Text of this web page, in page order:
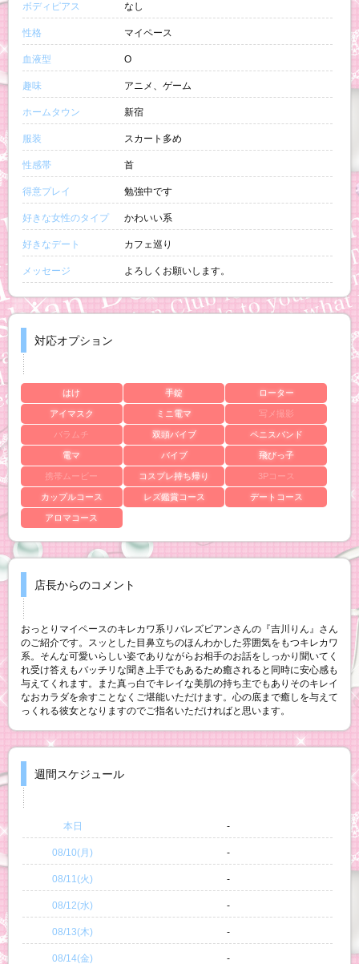
ボディピアス なし
性格 マイペース
血液型 O
趣味 アニメ、ゲーム
ホームタウン 新宿
服装 スカート多め
性感帯 首
得意プレイ 勉強中です
好きな女性のタイプ かわいい系
好きなデート カフェ巡り
メッセージ よろしくお願いします。
対応オプション
はけ 手錠 ローター
アイマスク ミニ電マ 写メ撮影
バラムチ 双頭バイブ ペニスバンド
電マ バイブ 飛びっ子
携帯ムービー コスプレ持ち帰り 3Pコース
カップルコース レズ鑑賞コース デートコース
アロマコース
店長からのコメント
おっとりマイペースのキレカワ系リバレズビアンさんの『吉川りん』さん
のご紹介です。スッとした目鼻立ちのほんわかした雰囲気をもつキレカワ
系。そんな可愛いらしい姿でありながらお相手のお話をしっかり聞いてく
れ受け答えもバッチリな聞き上手でもあるため癒されると同時に安心感も
与えてくれます。また真っ白でキレイな美肌の持ち主でもありそのキレイ
なおカラダを余すことなくご堪能いただけます。心の底まで癒しを与えて
っくれる彼女となりますのでご指名いただければと思います。
週間スケジュール
本日 -
08/10(月) -
08/11(火) -
08/12(水) -
08/13(木) -
08/14(金) -